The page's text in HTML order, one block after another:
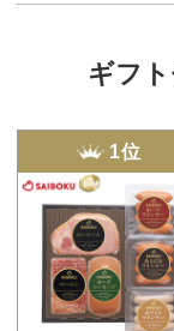
ギフ
1位